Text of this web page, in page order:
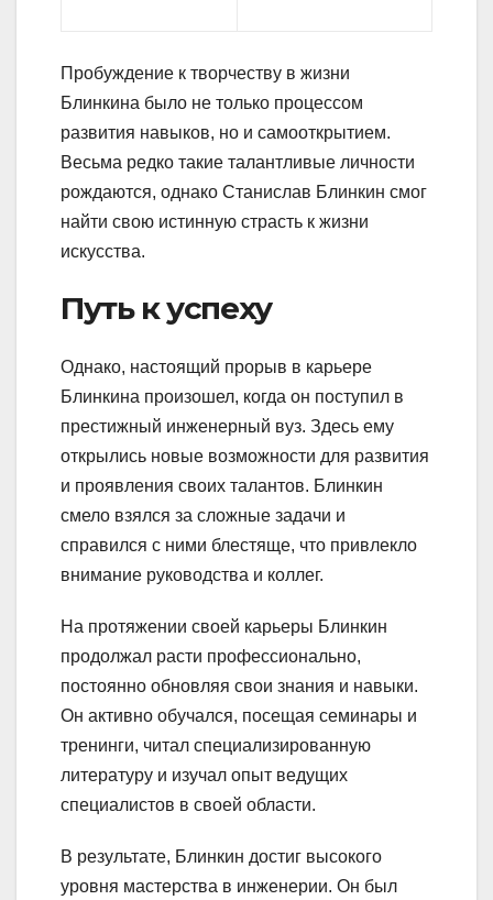
Пробуждение к творчеству в жизни
Блинкина было не только процессом
развития навыков, но и самооткрытием.
Весьма редко такие талантливые личности
рождаются, однако Станислав Блинкин смог
найти свою истинную страсть к жизни
искусства.
Путь к успеху
Однако, настоящий прорыв в карьере
Блинкина произошел, когда он поступил в
престижный инженерный вуз. Здесь ему
открылись новые возможности для развития
и проявления своих талантов. Блинкин
смело взялся за сложные задачи и
справился с ними блестяще, что привлекло
внимание руководства и коллег.
На протяжении своей карьеры Блинкин
продолжал расти профессионально,
постоянно обновляя свои знания и навыки.
Он активно обучался, посещая семинары и
тренинги, читал специализированную
литературу и изучал опыт ведущих
специалистов в своей области.
В результате, Блинкин достиг высокого
уровня мастерства в инженерии. Он был